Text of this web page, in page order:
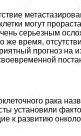
могут
серьезным
же время,
прогноз на
paка
установили
к развитию